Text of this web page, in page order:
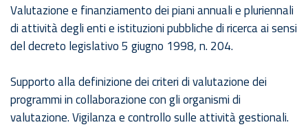
Valutazione e finanziamento dei piani annuali e pluriennali
di attività degli enti e istituzioni pubbliche di ricerca ai sensi
del decreto legislativo 5 giugno 1998, n. 204.
Supporto alla definizione dei criteri di valutazione dei
programmi in collaborazione con gli organismi di
valutazione. Vigilanza e controllo sulle attività gestionali.